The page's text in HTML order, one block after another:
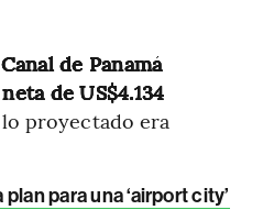
de Panamá
de US$4.134
proyectado era
para una ‘airport city’